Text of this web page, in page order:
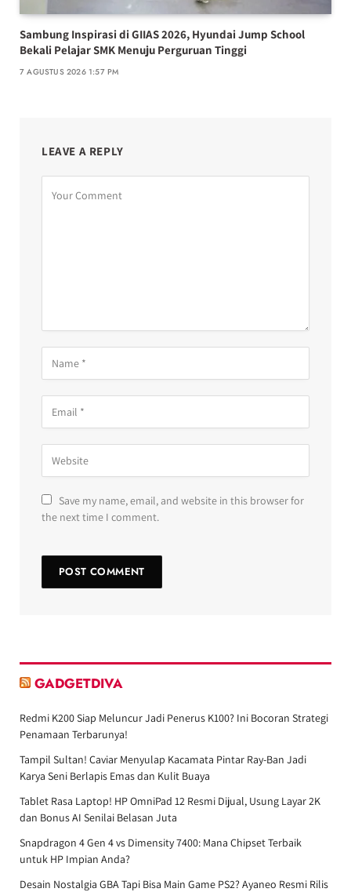
Sambung Inspirasi di GIIAS 2026, Hyundai Jump School
Bekali Pelajar SMK Menuju Perguruan Tinggi
7 AGUSTUS 2026 1:57 PM
LEAVE A REPLY
Save my name, email, and website in this browser for
the next time I comment.
GADGETDIVA
Redmi K200 Siap Meluncur Jadi Penerus K100? Ini Bocoran Strategi
Penamaan Terbarunya!
Tampil Sultan! Caviar Menyulap Kacamata Pintar Ray-Ban Jadi
Karya Seni Berlapis Emas dan Kulit Buaya
Tablet Rasa Laptop! HP OmniPad 12 Resmi Dijual, Usung Layar 2K
dan Bonus AI Senilai Belasan Juta
Snapdragon 4 Gen 4 vs Dimensity 7400: Mana Chipset Terbaik
untuk HP Impian Anda?
Desain Nostalgia GBA Tapi Bisa Main Game PS2? Ayaneo Resmi Rilis